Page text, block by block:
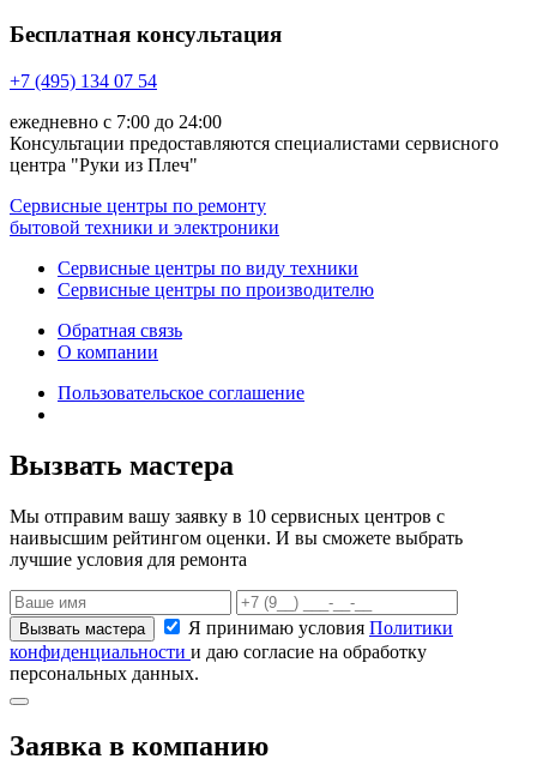
Бесплатная консультация
+7 (495) 134 07 54
ежедневно с 7:00 до 24:00
Консультации предоставляются специалистами сервисного
центра "Руки из Плеч"
Сервисные центры по ремонту
бытовой техники и электроники
Сервисные центры по виду техники
Сервисные центры по производителю
Обратная связь
О компании
Пользовательское соглашение
Вызвать мастера
Мы отправим вашу заявку в 10 сервисных центров с
наивысшим рейтингом оценки. И вы сможете выбрать
лучшие условия для ремонта
Я принимаю условия Политики
конфиденциальности и даю согласие на обработку
персональных данных.
Заявка в компанию